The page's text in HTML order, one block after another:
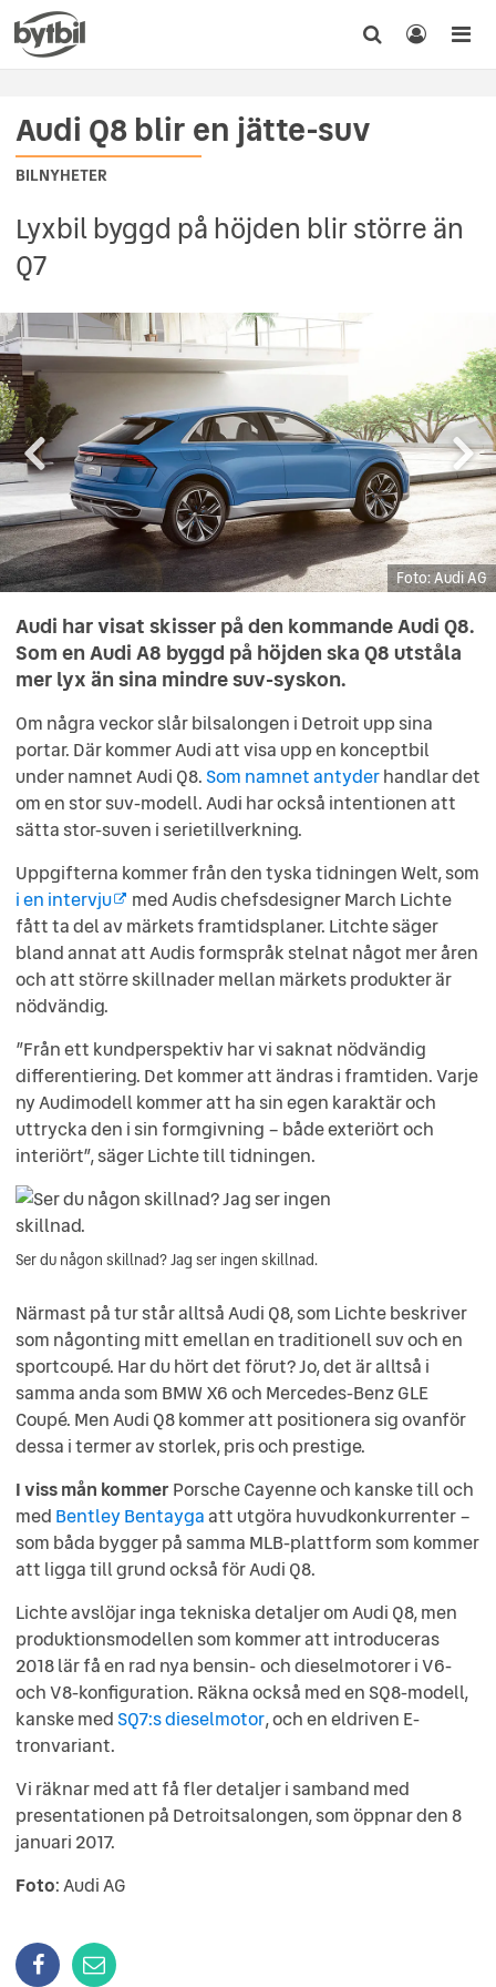
Audi Q8 blir en jätte-suv
BILNYHETER
Lyxbil byggd på höjden blir större än
Q7
Audi AG
Audi AG
Audi AG
Audi AG
Audi har visat skisser på den kommande Audi Q8.
Som en Audi A8 byggd på höjden ska Q8 utståla
mer lyx än sina mindre suv-syskon.
Om några veckor slår bilsalongen i Detroit upp sina
portar. Där kommer Audi att visa upp en konceptbil
under namnet Audi Q8. Som namnet antyderhandlar det
om en stor suv-modell. Audi har också intentionen att
sätta stor-suven i serietillverkning.
Uppgifterna kommer från den tyska tidningen Welt, som
i en intervju
med Audis chefsdesigner March Lichte
fått ta del av märkets framtidsplaner. Litchte säger
bland annat att Audis formspråk stelnat något mer åren
och att större skillnader mellan märkets produkter är
nödvändig.
”Från ett kundperspektiv har vi saknat nödvändig
differentiering. Det kommer att ändras i framtiden. Varje
ny Audimodell kommer att ha sin egen karaktär och
uttrycka den i sin formgivning – både exteriört och
interiört”, säger Lichte till tidningen.
Ser du någon skillnad? Jag ser ingen skillnad.
Närmast på tur står alltså Audi Q8, som Lichte beskriver
som någonting mitt emellan en traditionell suv och en
sportcoupé. Har du hört det förut? Jo, det är alltså i
samma anda som BMW X6 och Mercedes-Benz GLE
Coupé. Men Audi Q8 kommer att positionera sig ovanför
dessa i termer av storlek, pris och prestige.
I viss mån kommer Porsche Cayenne och kanske till och
med Bentley Bentaygaatt utgöra huvudkonkurrenter –
som båda bygger på samma MLB-plattform som kommer
att ligga till grund också för Audi Q8.
Lichte avslöjar inga tekniska detaljer om Audi Q8, men
produktionsmodellen som kommer att introduceras
2018 lär få en rad nya bensin- och dieselmotorer i V6-
och V8-konfiguration. Räkna också med en SQ8-modell,
kanske med SQ7:s dieselmotor, och en eldriven E-
tronvariant.
Vi räknar med att få fler detaljer i samband med
presentationen på Detroitsalongen, som öppnar den 8
januari 2017.
Foto: Audi AG